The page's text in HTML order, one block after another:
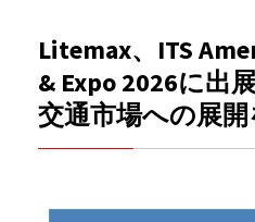
Litemax、ITS
& Expo 2026に出
交通市場への展